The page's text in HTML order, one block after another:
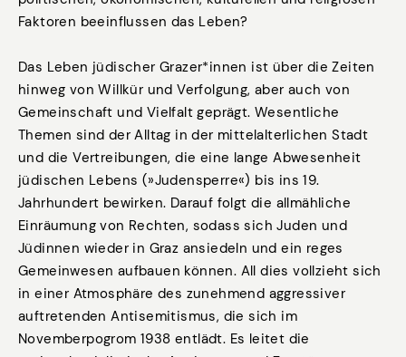
Faktoren beeinflussen das Leben?
Das Leben jüdischer Grazer*innen ist über die Zeiten
hinweg von Willkür und Verfolgung, aber auch von
Gemeinschaft und Vielfalt geprägt. Wesentliche
Themen sind der Alltag in der mittelalterlichen Stadt
und die Vertreibungen, die eine lange Abwesenheit
jüdischen Lebens (»Judensperre«) bis ins 19.
Jahrhundert bewirken. Darauf folgt die allmähliche
Einräumung von Rechten, sodass sich Juden und
Jüdinnen wieder in Graz ansiedeln und ein reges
Gemeinwesen aufbauen können. All dies vollzieht sich
in einer Atmosphäre des zunehmend aggressiver
auftretenden Antisemitismus, die sich im
Novemberpogrom 1938 entlädt. Es leitet die